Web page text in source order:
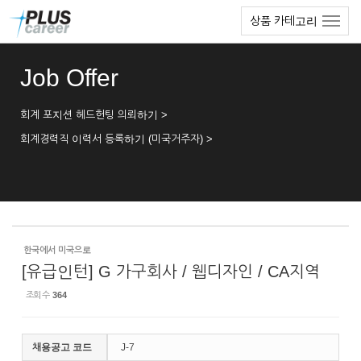
상품 카테고리
Job Offer
회계 포지션 헤드헌팅 의뢰하기 >
회계경력직 이력서 등록하기 (미국거주자) >
한국에서 미국으로
[유급인턴] G 가구회사 / 웹디자인 / CA지역
조회 수 364
채용공고 코드 J-7